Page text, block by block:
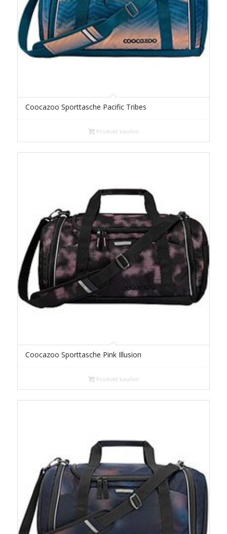
Coocazoo Sporttasche Pacific Tribes
Produkt kaufen
Coocazoo Sporttasche Pink Illusion
Produkt kaufen